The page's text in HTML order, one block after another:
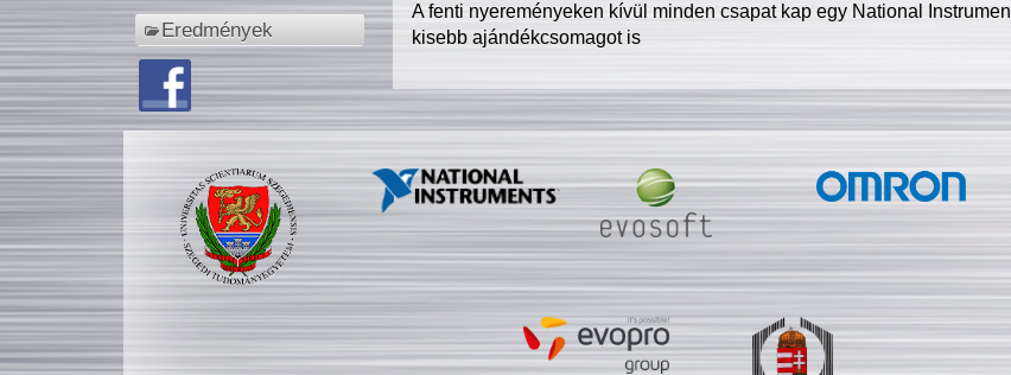
Eredmények
A fenti nyereményeken kívül minden csapat kap egy National
kisebb ajándékcsomagot is